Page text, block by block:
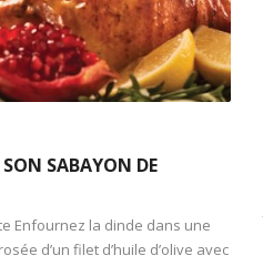
SABAYON DE
Enfournez la dinde dans une
d’un filet d’huile d’olive avec